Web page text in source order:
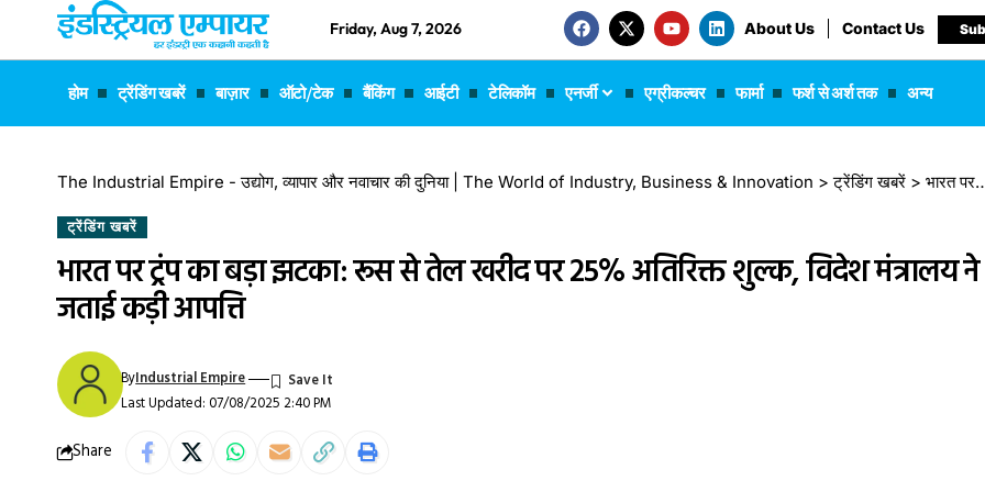
Friday, Aug 7, 2026 About Us Contact Us
होम ट्रेंडिंग खबरें बाज़ार ऑटो/टेक बैंकिंग आईटी टेलिकॉम एनर्जी एग्रीकल्चर फार्मा फर्श से अर्श तक अन्य
The Industrial Empire - उद्योग, व्यापार और नवाचार की दुनिया | The World of Industry, Business & Innovation >ट्रेंडिंग खबरें > भारत पर ट्रंप का बड़ा झटका: रूस से तेल खरीद पर 25% अतिरिक्त शुल्क, विदेश मंत्रालय ने जताई कड़ी आपत्ति
ट्रेंडिंग खबरें
भारत पर ट्रंप का बड़ा झटका: रूस से तेल खरीद पर 25% अतिरिक्त शुल्क, विदेश मंत्रालय ने
जताई कड़ी आपत्ति
Last Updated: 07/08/2025 2:40 PM
ByIndustrial Empire
Share